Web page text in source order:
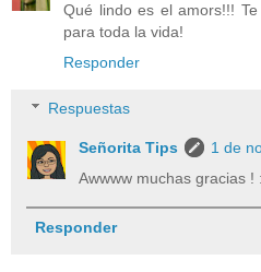
Qué lindo es el amors!!!
para toda la vida!
Responder
Respuestas
Señorita Tips
1 de
Awwww muchas gracias !
Responder